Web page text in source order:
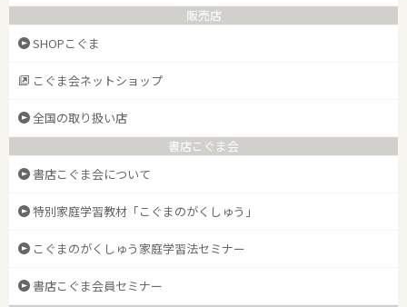
販売店
SHOPこぐま
こぐま会ネットショップ
全国の取り扱い店
書店こぐま会
書店こぐま会について
特別家庭学習教材「こぐまのがくしゅう」
こぐまのがくしゅう家庭学習法セミナー
書店こぐま会員セミナー